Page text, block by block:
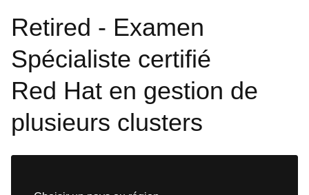
Retired - Examen
Spécialiste certifié
Red Hat en gestion de
plusieurs clusters